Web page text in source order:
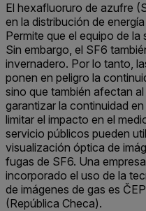
El hexafluoruro de azufre
en la distribución de
Permite que el equipo de
Sin embargo, el SF6
invernadero. Por lo tanto,
ponen en peligro la
sino que también afectan
garantizar la continuidad
limitar el impacto en el
servicio públicos pueden
visualización óptica de
fugas de SF6. Una
incorporado el uso de la
de imágenes de gas es
(República Checa).